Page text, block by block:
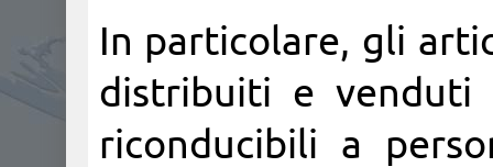
In particolare, gli
distribuiti e venduti
riconducibili a